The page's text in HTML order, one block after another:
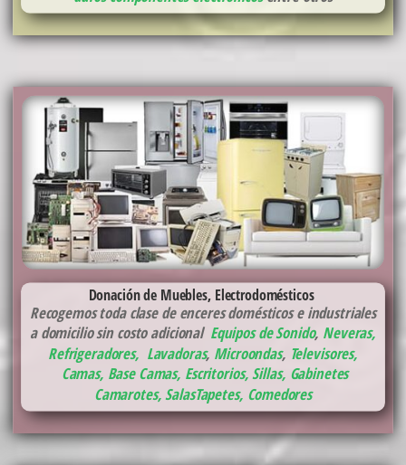
Donación de Muebles, Electrodomésticos
Recogemos toda clase de enceres domésticos e industriales
a domicilio sin costo adicional Equipos de Sonido, Neveras,
Refrigeradores, Lavadoras, Microondas, Televisores,
Camas, Base Camas, Escritorios, Sillas, Gabinetes
Camarotes,SalasTapetes, Comedores